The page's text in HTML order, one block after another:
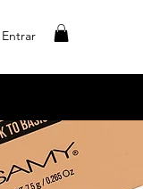
Entrar